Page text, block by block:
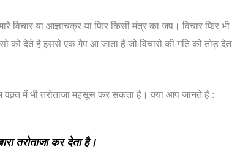
विचार या आज्ञाचक्र या फिर किसी मंत्र का जप। विचार फिर भी
को देते है इससे एक गैप आ जाता है जो विचारो की गति को तोड़
वक़्त में भी तरोताजा महसूस कर सकता है। क्या आप जानते है :
तरोताजा कर देता है।